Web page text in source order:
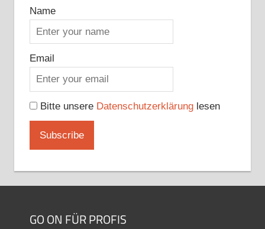
Name
Email
Bitte unsere Datenschutzerklärunglesen
GO ON FÜR PROFIS